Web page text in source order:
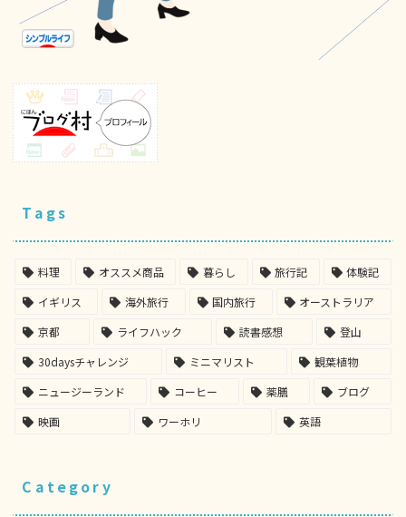
Tags
料理 オススメ商品 暮らし 旅行記
体験記
イギリス
海外旅行 国内旅行
オーストラリア
京都
ライフハック 読書感想
登山
30daysチャレンジ
ミニマリスト
観葉植物
ニュージーランド
コーヒー 薬膳
ブログ
映画
ワーホリ 英語
Category